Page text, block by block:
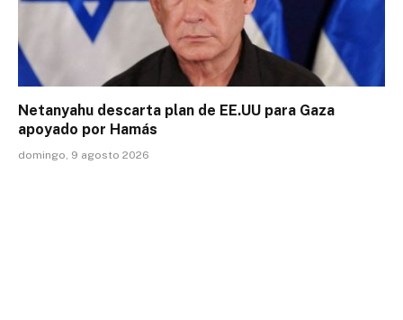
Netanyahu descarta plan de EE.UU para Gaza
apoyado por Hamás
domingo, 9 agosto 2026